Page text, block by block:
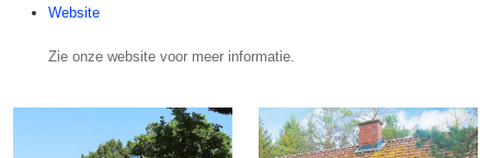
Website
Zie onze website voor meer informatie.